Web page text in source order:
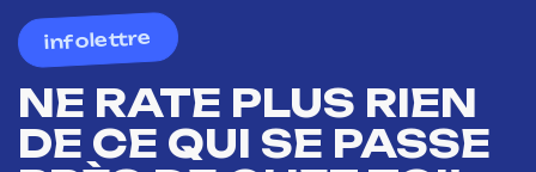
infolettre
NE RATE PLUS RIEN
DE CE QUI SE PASSE